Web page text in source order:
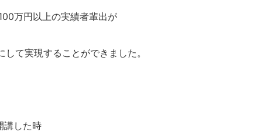
万円以上の実績者輩出が
して実現することができました。
講した時